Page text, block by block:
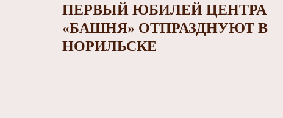
ПЕРВЫЙ ЮБИЛЕЙ ЦЕНТРА
«БАШНЯ» ОТПРАЗДНУЮТ В
НОРИЛЬСКЕ